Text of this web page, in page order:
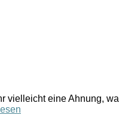
vielleicht eine Ahnung,